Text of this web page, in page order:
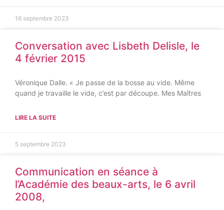
16 septembre 2023
Conversation avec Lisbeth Delisle, le
4 février 2015
Véronique Dalle. « Je passe de la bosse au vide. Même
quand je travaille le vide, c’est par découpe. Mes Maîtres
LIRE LA SUITE
5 septembre 2023
Communication en séance à
l’Académie des beaux-arts, le 6 avril
2008,